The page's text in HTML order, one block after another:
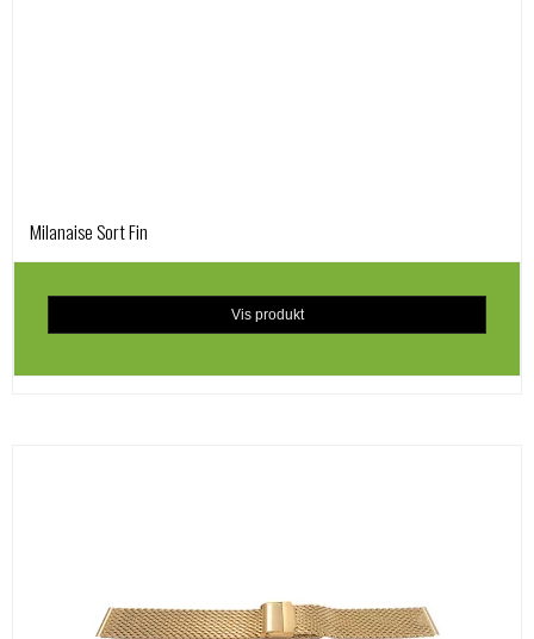
Milanaise Sort Fin
Vis produkt